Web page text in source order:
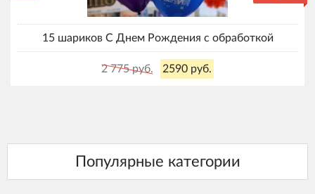
15 шариков С Днем Рождения с обработкой
2 775 руб. 2590 руб.